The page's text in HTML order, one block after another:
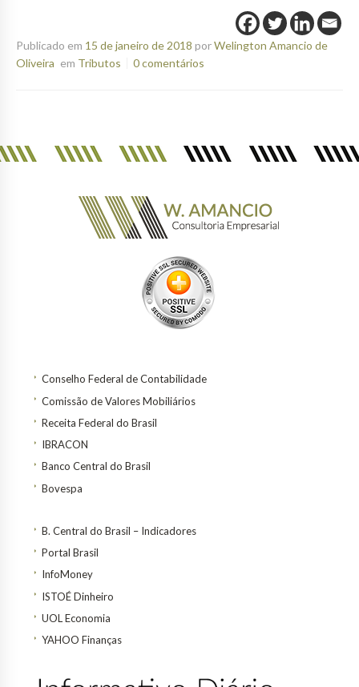
Publicado em 15 de janeiro de 2018 porWelington Amancio de
Oliveira em Tributos 0 comentários
Conselho Federal de Contabilidade
Comissão de Valores Mobiliários
Receita Federal do Brasil
IBRACON
Banco Central do Brasil
Bovespa
B. Central do Brasil – Indicadores
Portal Brasil
InfoMoney
ISTOÉ Dinheiro
UOL Economia
YAHOO Finanças